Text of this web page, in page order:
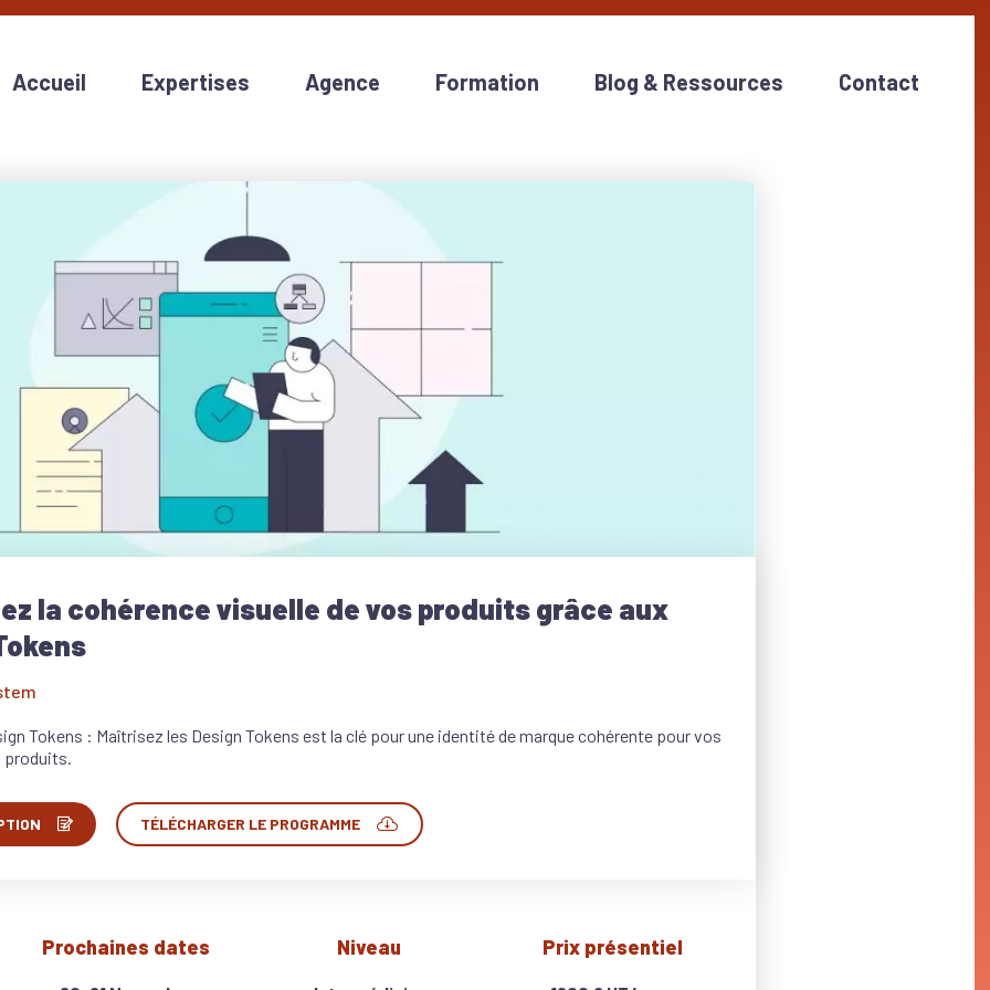
Accueil Expertises Agence Formation Blog & Ressources Contact
la cohérence visuelle de vos produits grâce aux
Tokens : Maîtrisez les Design Tokens est la clé pour une identité de marque cohérente pour vos
produits.
TÉLÉCHARGER LE PROGRAMME
Prochaines dates Niveau Prix présentiel